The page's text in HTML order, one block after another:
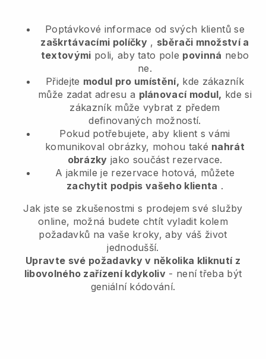
Poptávkové informace od svých klientů se
zaškrtávacími políčky , sběrači množství a
textovými poli, aby tato pole povinná nebo
ne.
Přidejte modul pro umístění, kde zákazník
může zadat adresu a plánovací modul, kde si
zákazník může vybrat z předem
definovaných možností.
Pokud potřebujete, aby klient s vámi
komunikoval obrázky, mohou také nahrát
obrázky jako součást rezervace.
A jakmile je rezervace hotová, můžete
zachytit podpis vašeho klienta .
Jak jste se zkušenostmi s prodejem své služby
online, možná budete chtít vyladit kolem
požadavků na vaše kroky, aby váš život
jednodušší.
Upravte své požadavky v několika kliknutí z
libovolného zařízení kdykoliv- není třeba být
geniální kódování.